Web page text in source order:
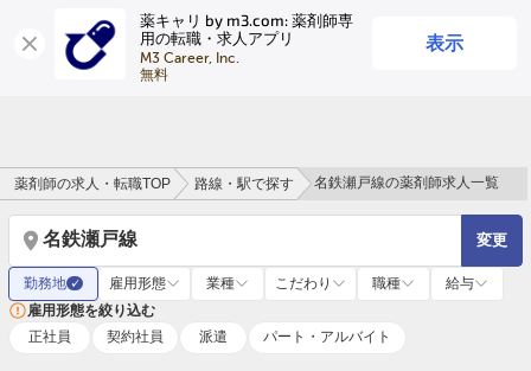
薬キャリ by m3.com: 薬剤師専
用の転職・求人アプリ
M3 Career, Inc.
無料
表示
ログイン
薬剤師の求人・転職TOP 路線・駅で探す 名鉄瀬戸線の薬剤師求人一覧
名鉄瀬戸線 変更
勤務地 ✓ 雇用形態 業種 こだわり 職種
給与
雇用形態を絞り込む
正社員
契約社員 派遣 パート・アルバイト